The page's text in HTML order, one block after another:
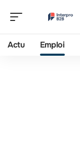
Actu Emploi